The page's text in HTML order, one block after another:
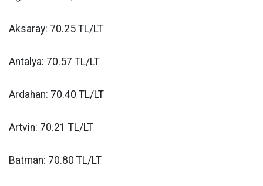
Aksaray: 70.25 TL/LT
Antalya: 70.57 TL/LT
Ardahan: 70.40 TL/LT
Artvin: 70.21 TL/LT
Batman: 70.80 TL/LT